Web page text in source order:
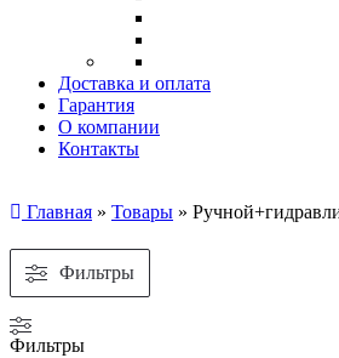
Доставка и оплата
Гарантия
О компании
Контакты
Главная » Товары »
Фильтры
Фильтры